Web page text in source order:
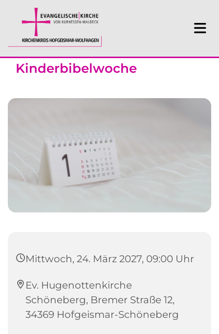
Kinderbibelwoche
Mittwoch, 24. März 2027, 09:00 Uhr
Ev. Hugenottenkirche
Schöneberg, Bremer Straße 12,
34369 Hofgeismar-Schöneberg